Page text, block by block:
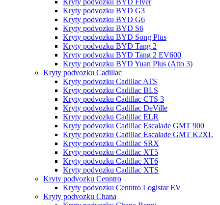
Kryty podvozku BYD Flyer
Kryty podvozku BYD G3
Kryty podvozku BYD G6
Kryty podvozku BYD S6
Kryty podvozku BYD Song Plus
Kryty podvozku BYD Tang 2
Kryty podvozku BYD Tang 2 EV600
Kryty podvozku BYD Yuan Plus (Atto 3)
Kryty podvozku Cadillac
Kryty podvozku Cadillac ATS
Kryty podvozku Cadillac BLS
Kryty podvozku Cadillac CTS 3
Kryty podvozku Cadillac DeVille
Kryty podvozku Cadillac ELR
Kryty podvozku Cadillac Escalade GMT 900
Kryty podvozku Cadillac Escalade GMT K2XL
Kryty podvozku Cadillac SRX
Kryty podvozku Cadillac XT5
Kryty podvozku Cadillac XT6
Kryty podvozku Cadillac XTS
Kryty podvozku Cenntro
Kryty podvozku Cenntro Logistar EV
Kryty podvozku Chana